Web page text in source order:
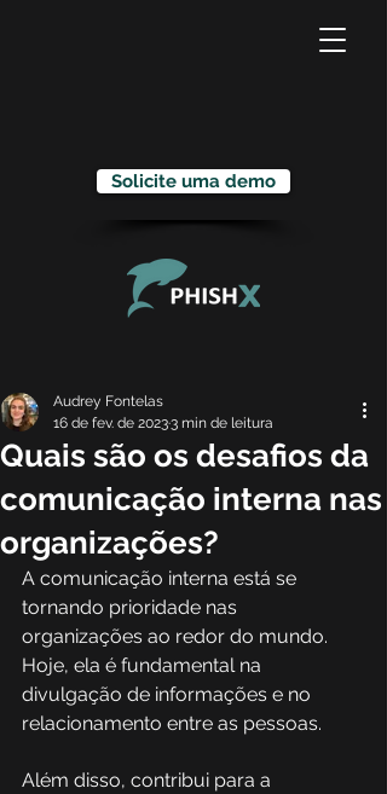
Solicite uma demo
Quais são os desafios da
comunicação interna nas
organizações?
Audrey Fontelas
16 de fev. de 20233 min de leitura
A comunicação interna está se
tornando prioridade nas
organizações ao redor do mundo.
Hoje, ela é fundamental na
divulgação de informações e no
relacionamento entre as pessoas.
Além disso, contribui para a